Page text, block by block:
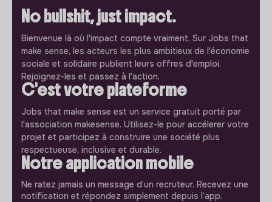
No bullshit, just impact.
Bienvenue là où l'impact compte vraiment. Sur Jobs that
make sense, les acteurs les plus ambitieux de l'économie
sociale et solidaire publient leurs offres d'emploi.
Rejoignez-les et passez à l'action.
C'est votre plateforme
Jobs that make sense est un service gratuit porté par
l'association makesense. Utilisez-le pour accélerer votre
projet et participez à construire une société plus
respectueuse, inclusive et durable.
Notre application mobile
Ne ratez jamais un message d’un recruteur. Recevez une
notification et répondez simplement depuis l’app.